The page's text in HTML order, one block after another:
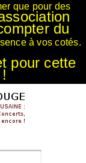
que pour des
du
à vos cotés.
pour cette